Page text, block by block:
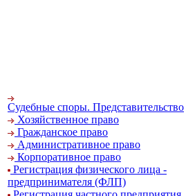
Судебные споры. Представительство
Хозяйственное право
Гражданское право
Административное право
Корпоративное право
Регистрация физического лица -
предпринимателя (ФЛП)